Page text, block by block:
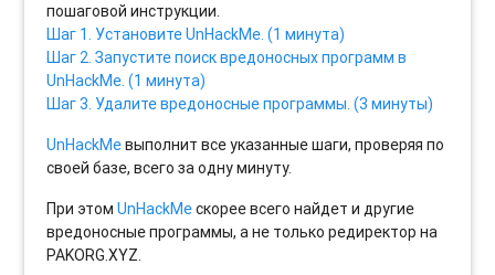
пошаговой инструкции.
Шаг 1. Установите UnHackMe. (1 минута)
Шаг 2. Запустите поиск вредоносных программ в
UnHackMe. (1 минута)
Шаг 3. Удалите вредоносные программы. (3 минуты)
UnHackMeвыполнит все указанные шаги, проверяя по
своей базе, всего за одну минуту.
При этомUnHackMeскорее всего найдет и другие
вредоносные программы, а не только редиректор на
PAKORG.XYZ.